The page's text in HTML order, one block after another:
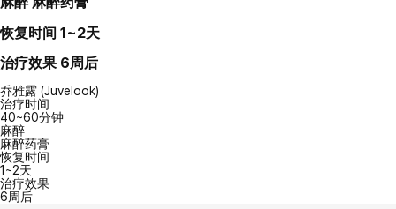
恢复时间 1~2天
治疗效果 6周后
乔雅露 (Juvelook)
治疗时间
40~60分钟
麻醉
麻醉药膏
恢复时间
1~2天
治疗效果
6周后